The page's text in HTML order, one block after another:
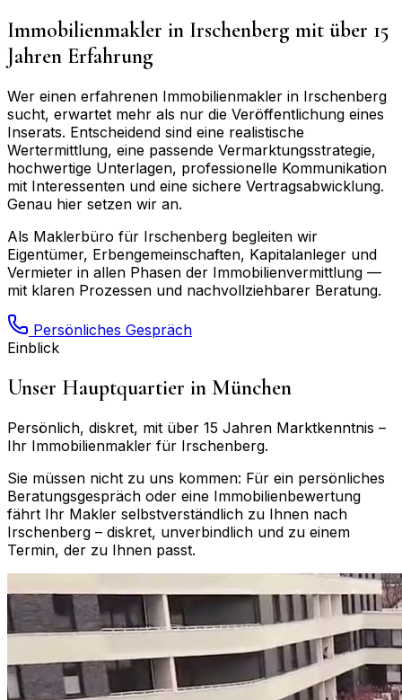
Immobilienmakler in Irschenberg mit über 15
Jahren Erfahrung
Wer einen erfahrenen Immobilienmakler in Irschenberg
sucht, erwartet mehr als nur die Veröffentlichung eines
Inserats. Entscheidend sind eine realistische
Wertermittlung, eine passende Vermarktungsstrategie,
hochwertige Unterlagen, professionelle Kommunikation
mit Interessenten und eine sichere Vertragsabwicklung.
Genau hier setzen wir an.
Als Maklerbüro für Irschenberg begleiten wir
Eigentümer, Erbengemeinschaften, Kapitalanleger und
Vermieter in allen Phasen der Immobilienvermittlung —
mit klaren Prozessen und nachvollziehbarer Beratung.
Persönliches Gespräch
Einblick
Unser Hauptquartier in München
Persönlich, diskret, mit über 15 Jahren Marktkenntnis –
Ihr Immobilienmakler für Irschenberg.
Sie müssen nicht zu uns kommen: Für ein persönliches
Beratungsgespräch oder eine Immobilienbewertung
fährt Ihr Makler selbstverständlich zu Ihnen nach
Irschenberg – diskret, unverbindlich und zu einem
Termin, der zu Ihnen passt.